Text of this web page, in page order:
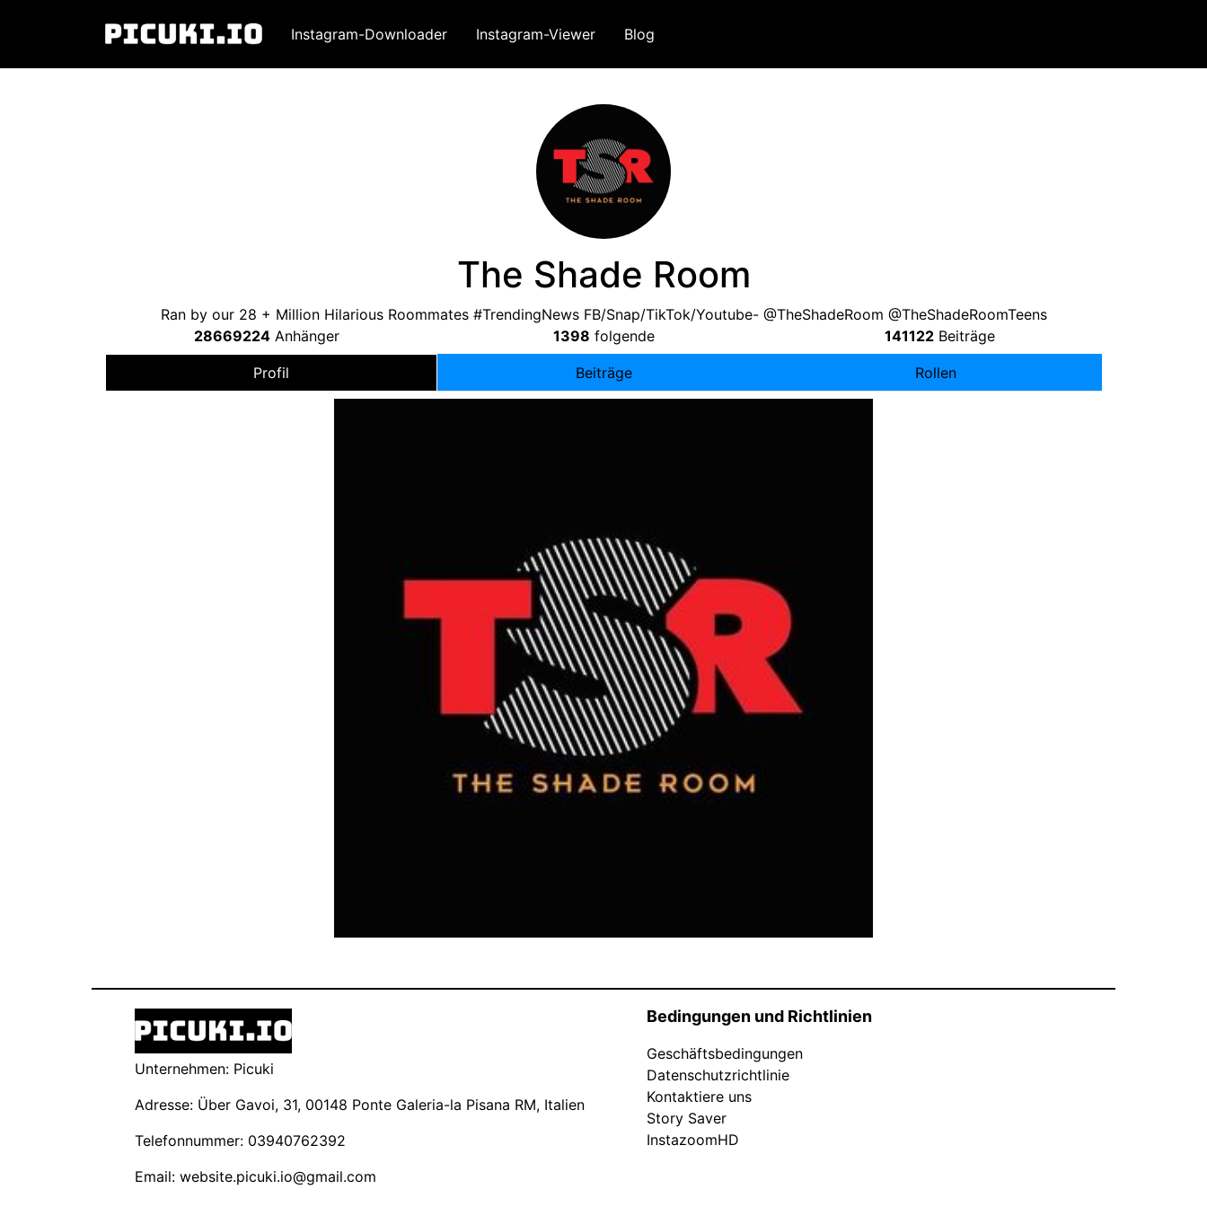
Instagram-Downloader Instagram-Viewer Blog
The Shade Room
Ran by our28 + Million Hilarious Roommates #TrendingNews FB/Snap/TikTok/Youtube- @TheShadeRoom @TheShadeRoomTeens
28669224 Anhänger 1398 folgende 141122 Beiträge
Profil Beiträge Rollen
Unternehmen: Picuki
Adresse: Über Gavoi, 31, 00148 Ponte Galeria-la Pisana RM, Italien
Telefonnummer: 03940762392
Email: website.picuki.io@gmail.com
Bedingungen und Richtlinien
Geschäftsbedingungen
Datenschutzrichtlinie
Kontaktiere uns
Story Saver
InstazoomHD